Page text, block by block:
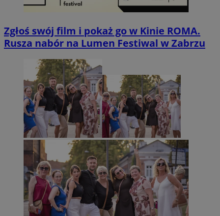
Zgłoś swój film i pokaż go w Kinie ROMA.
Rusza nabór na Lumen Festiwal w Zabrzu